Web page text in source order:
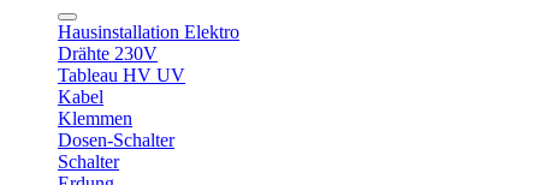
Hausinstallation Elektro
Drähte 230V
Tableau HV UV
Kabel
Klemmen
Dosen-Schalter
Schalter